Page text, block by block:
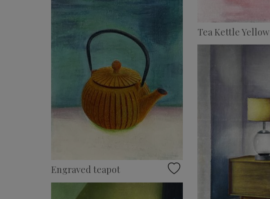
Tea Kettle Yellow
Engraved teapot